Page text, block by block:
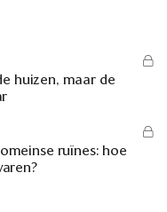
huizen, maar de
ruïnes: hoe